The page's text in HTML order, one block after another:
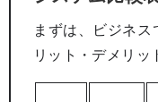
まずは、ビジネ
リット・デメリッ